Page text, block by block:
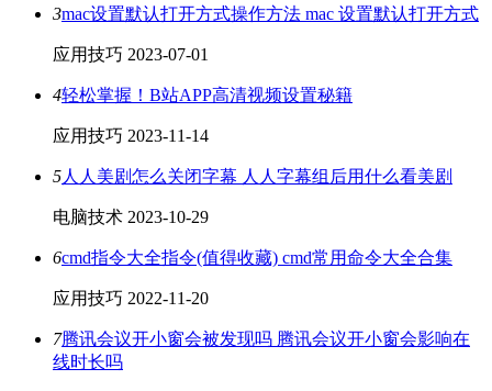
3mac设置默认打开方式操作方法 mac 设置默认打开方式
应用技巧 2023-07-01
4轻松掌握！B站APP高清视频设置秘籍
应用技巧 2023-11-14
5人人美剧怎么关闭字幕 人人字幕组后用什么看美剧
电脑技术 2023-10-29
6cmd指令大全指令(值得收藏) cmd常用命令大全合集
应用技巧 2022-11-20
7腾讯会议开小窗会被发现吗 腾讯会议开小窗会影响在
线时长吗